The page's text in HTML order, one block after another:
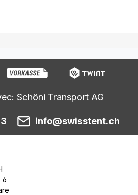
Schöni Transport AG
info@swisstent.ch
6